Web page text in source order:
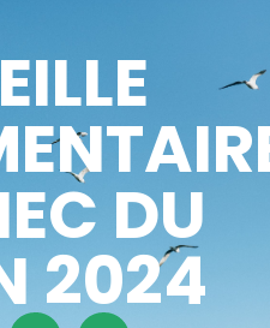
DU
2024